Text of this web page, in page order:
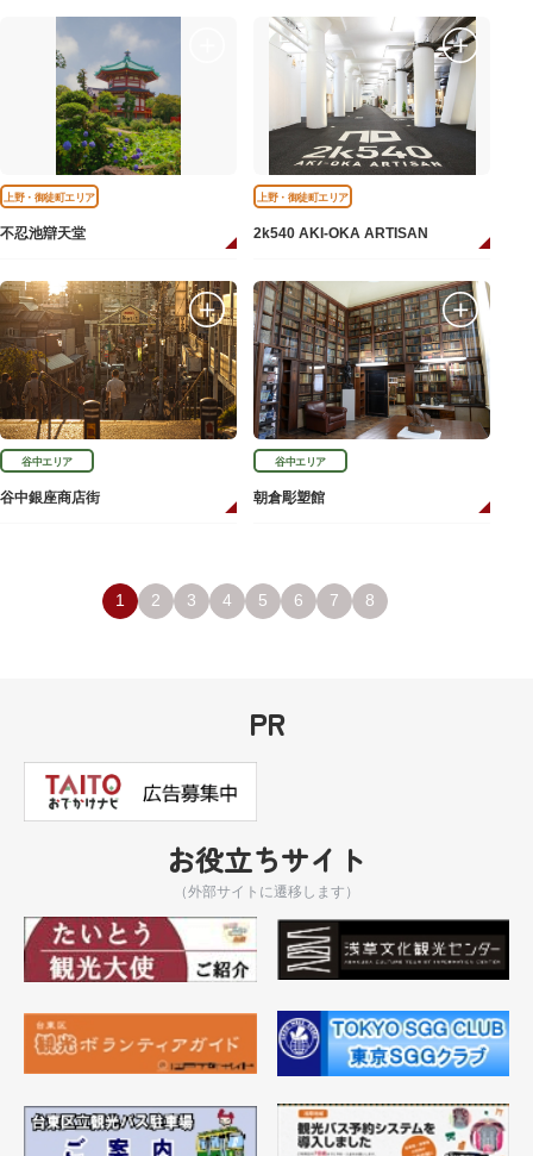
上野・御徒町エリア
不忍池辯天堂
上野・御徒町エリア
2k540 AKI-OKA ARTISAN
谷中エリア
谷中銀座商店街
谷中エリア
朝倉彫塑館
1 2 3 4 5 6 7 8
PR
お役立ちサイト
（外部サイトに遷移します）